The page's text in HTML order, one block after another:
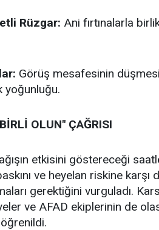
Rüzgar: Ani fırtınalarla
Görüş mesafesinin
yoğunluğu.
OLUN" ÇAĞRISI
etkisini göstereceği
ve heyelan riskine karşı
gerektiğini vurguladı.
ve AFAD ekiplerinin de